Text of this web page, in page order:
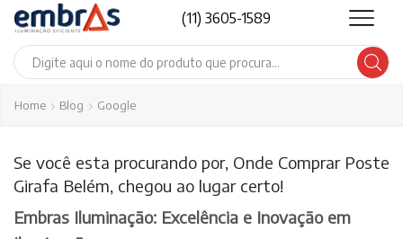
(11) 3605-1589
Search
Home Blog Google
Se você esta procurando por, Onde Comprar Poste
Girafa Belém, chegou ao lugar certo!
Embras Iluminação: Excelência e Inovação em